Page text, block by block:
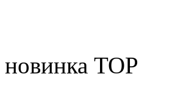
новинка TOP